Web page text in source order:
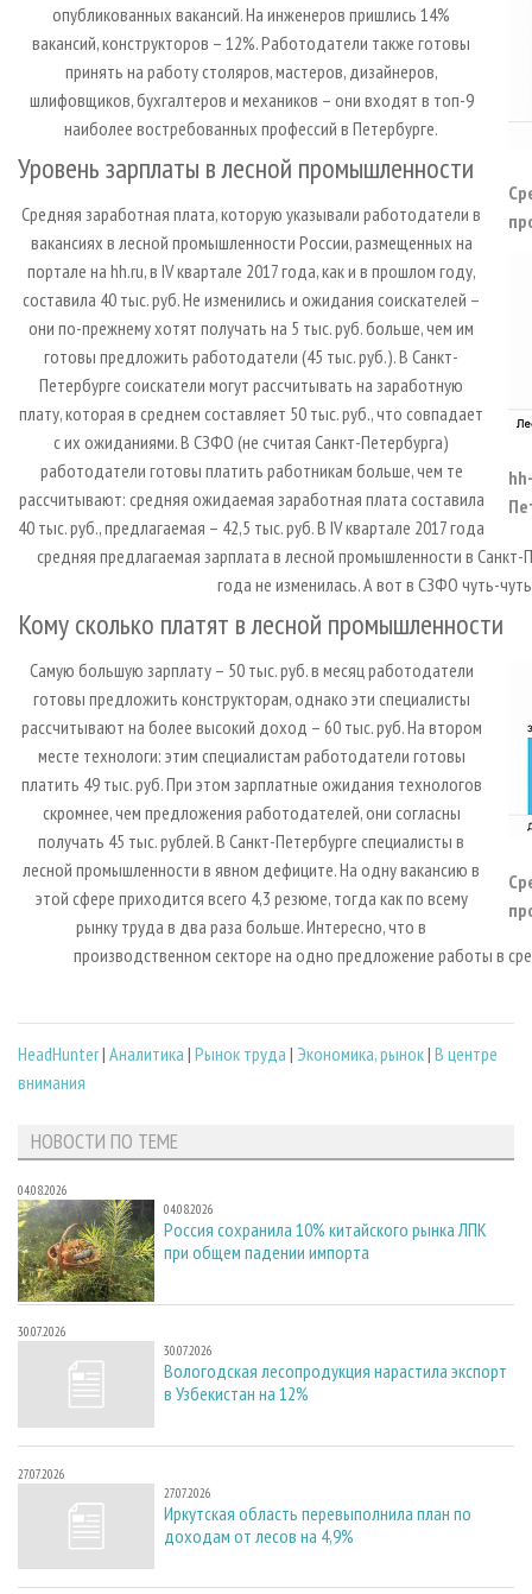
опубликованных вакансий. На инженеров пришлись 14%
вакансий, конструкторов – 12%. Работодатели также готовы
принять на работу столяров, мастеров, дизайнеров,
шлифовщиков, бухгалтеров и механиков – они входят в топ-9
наиболее востребованных профессий в Петербурге.
Уровень зарплаты в лесной промышленности
Средняя заработная плата, которую указывали работодатели в
вакансиях в лесной промышленности России, размещенных на
портале на hh.ru, в IV квартале 2017 года, как и в прошлом году,
составила 40 тыс. руб. Не изменились и ожидания соискателей –
они по-прежнему хотят получать на 5 тыс. руб. больше, чем им
готовы предложить работодатели (45 тыс. руб.). В Санкт-
Петербурге соискатели могут рассчитывать на заработную
плату, которая в среднем составляет 50 тыс. руб., что совпадает
с их ожиданиями. В СЗФО (не считая Санкт-Петербурга)
работодатели готовы платить работникам больше, чем те
рассчитывают: средняя ожидаемая заработная плата составила
40 тыс. руб., предлагаемая – 42,5 тыс. руб. В IV квартале 2017 года
средняя предлагаемая зарплата в лесной промышленности в
года не изменилась. А вот в СЗФО чуть-
Кому сколько платят в лесной промышленности
Самую большую зарплату – 50 тыс. руб. в месяц работодатели
готовы предложить конструкторам, однако эти специалисты
рассчитывают на более высокий доход – 60 тыс. руб. На втором
месте технологи: этим специалистам работодатели готовы
платить 49 тыс. руб. При этом зарплатные ожидания технологов
скромнее, чем предложения работодателей, они согласны
получать 45 тыс. рублей. В Санкт-Петербурге специалисты в
лесной промышленности в явном дефиците. На одну вакансию в
этой сфере приходится всего 4,3 резюме, тогда как по всему
рынку труда в два раза больше. Интересно, что в
производственном секторе на одно предложение работы в
HeadHunter| Аналитика | Рынок труда | Экономика, рынок| В центре
внимания
НОВОСТИ ПО ТЕМЕ
04.08.2026
04.08.2026
Россия сохранила 10% китайского рынка ЛПК
при общем падении импорта
30.07.2026
30.07.2026
Вологодская лесопродукция нарастила экспорт
в Узбекистан на 12%
27.07.2026
27.07.2026
Иркутская область перевыполнила план по
доходам от лесов на 4,9%